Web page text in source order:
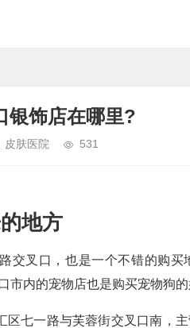
银饰店在哪里?
皮肤医院 531
地方
交叉口，也是一个不错的购
内的宠物店也是购买宠物狗的
区七一路与芙蓉街交叉口南，